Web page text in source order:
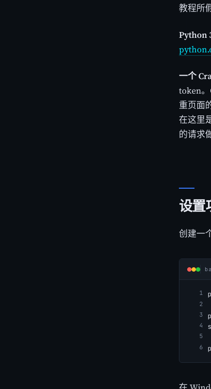
教程所
Python
一个
token
重页面
在这里
的请求
设置
创建一